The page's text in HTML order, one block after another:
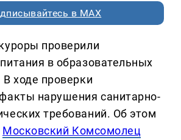
в MAX
проверили
в образовательных
ходе проверки
нарушения санитарно-
требований. Об этом
Московский Комсомолец